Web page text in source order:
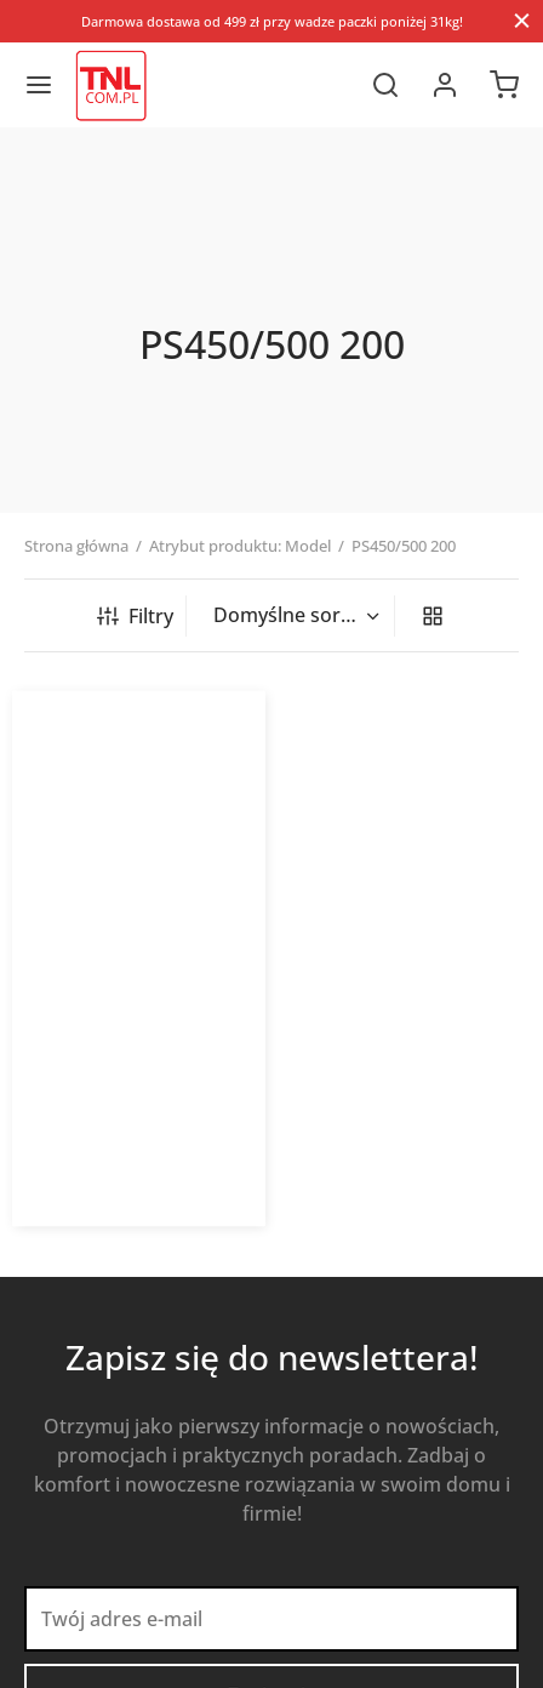
Darmowa dostawa od 499 zł przy wadze paczki poniżej 31kg!
PS450/500 200
Strona główna / Atrybut produktu: Model / PS450/500 200
Filtry
Zapisz się do newslettera!
Otrzymuj jako pierwszy informacje o nowościach,
promocjach i praktycznych poradach. Zadbaj o
komfort i nowoczesne rozwiązania w swoim domu i
firmie!